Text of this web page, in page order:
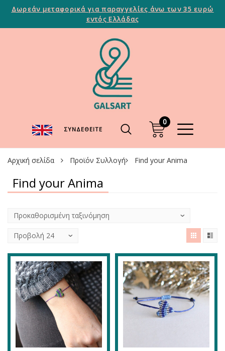
Δωρεάν μεταφορικά για παραγγελίες άνω των 35 ευρώ
εντός Ελλάδας
ΣΥΝΔΕΘΕΊΤΕ
0
Αρχική σελίδα Προϊόν Συλλογή Find your Anima
Find your Anima